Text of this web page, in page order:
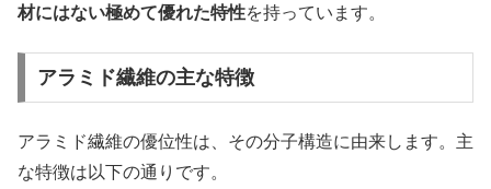
材にはない極めて優れた特性を持っています。
アラミド繊維の主な特徴
アラミド繊維の優位性は、その分子構造に由来します。主
な特徴は以下の通りです。